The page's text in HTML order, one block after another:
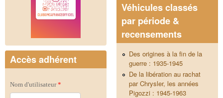
Accès adhérent
Nom d'utilisateur*
Véhicules classés
par période &
recensements
Des origines à la fin de la
guerre : 1935-1945
De la libération au rachat
par Chrysler, les années
Pigozzi : 1945-1963